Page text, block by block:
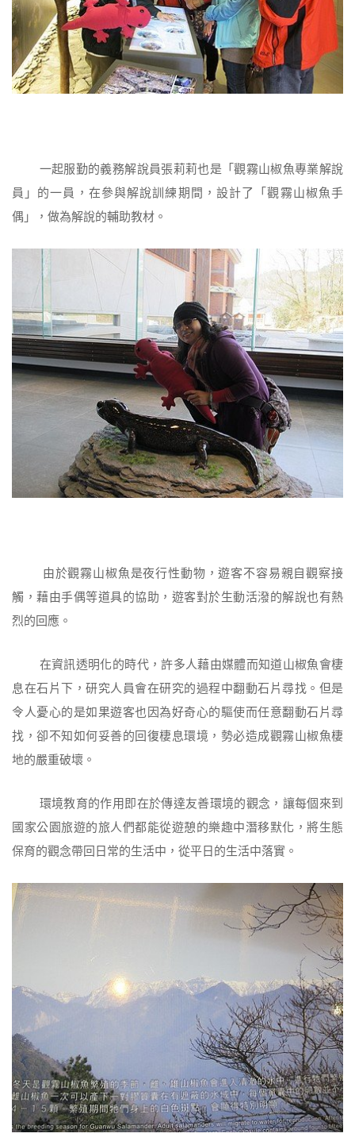
一起服勤的義務解說員張莉莉也是「觀霧山椒魚專業解說
員」的一員，在參與解說訓練期間，設計了「觀霧山椒魚手
偶」，做為解說的輔助教材。
由於觀霧山椒魚是夜行性動物，遊客不容易親自觀察接
觸，藉由手偶等道具的協助，遊客對於生動活潑的解說也有熱
烈的回應。
在資訊透明化的時代，許多人藉由媒體而知道山椒魚會棲
息在石片下，研究人員會在研究的過程中翻動石片尋找。但是
令人憂心的是如果遊客也因為好奇心的驅使而任意翻動石片尋
找，卻不知如何妥善的回復棲息環境，勢必造成觀霧山椒魚棲
地的嚴重破壞。
環境教育的作用即在於傳達友善環境的觀念，讓每個來到
國家公園旅遊的旅人們都能從遊憩的樂趣中潛移默化，將生態
保育的觀念帶回日常的生活中，從平日的生活中落實。